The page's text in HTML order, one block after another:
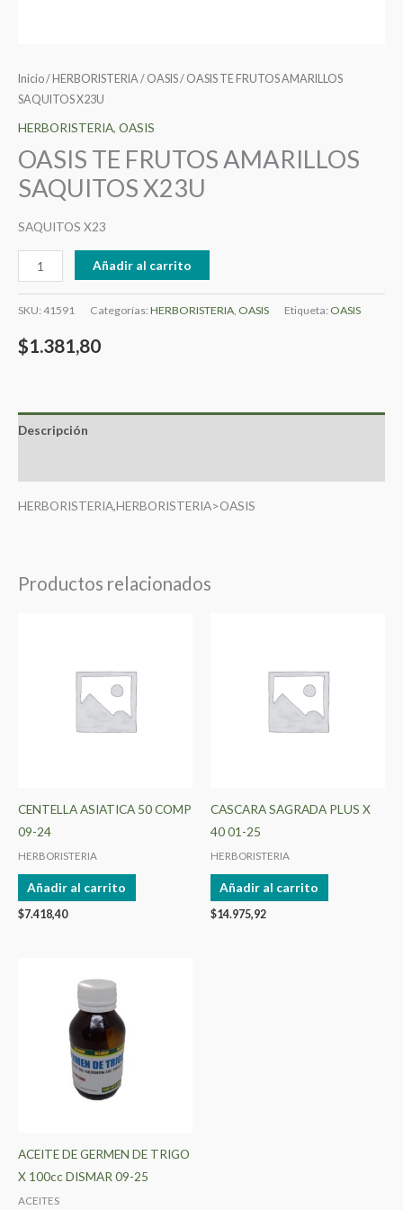
Inicio/ HERBORISTERIA/ OASIS/ OASIS TE FRUTOS AMARILLOS
SAQUITOS X23U
HERBORISTERIA, OASIS
OASIS TE FRUTOS AMARILLOS
SAQUITOS X23U
SAQUITOS X23
Añadir al carrito
SKU: 41591 Categorías: HERBORISTERIA OASIS Etiqueta: OASIS
$1.381,80
Descripción
HERBORISTERIA,HERBORISTERIA>OASIS
Productos relacionados
CENTELLA ASIATICA 50 COMP
09-24
HERBORISTERIA
Añadir al carrito
$7.418,40
CASCARA SAGRADA PLUS X
40 01-25
HERBORISTERIA
Añadir al carrito
$14.975,92
ACEITE DE GERMEN DE TRIGO
X 100cc DISMAR 09-25
ACEITES